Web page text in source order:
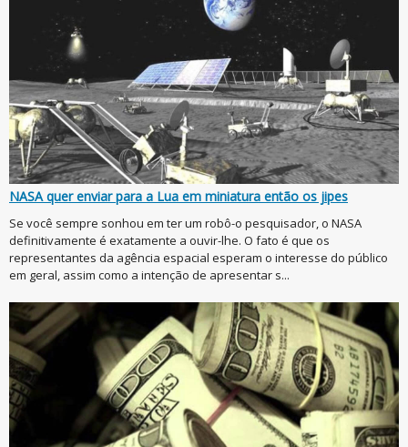
NASA quer enviar para a Lua em miniatura então os jipes
Se você sempre sonhou em ter um robô-o pesquisador, o NASA
definitivamente é exatamente a ouvir-lhe. O fato é que os
representantes da agência espacial esperam o interesse do público
em geral, assim como a intenção de apresentar s...